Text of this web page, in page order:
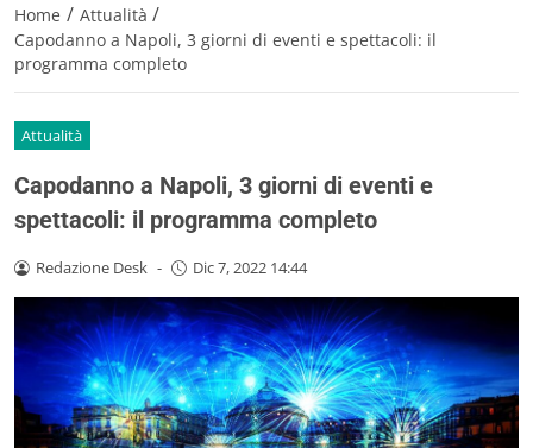
Home / Attualità /
Capodanno a Napoli, 3 giorni di eventi e spettacoli: il
programma completo
Attualità
Capodanno a Napoli, 3 giorni di eventi e
spettacoli: il programma completo
Redazione Desk - Dic 7, 2022 14:44